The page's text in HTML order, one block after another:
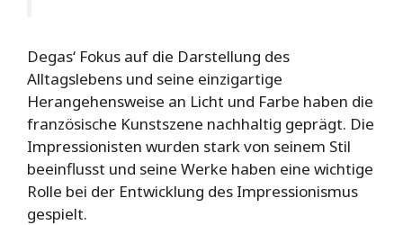
Degas‘ Fokus auf die Darstellung des
Alltagslebens und seine einzigartige
Herangehensweise an Licht und Farbe haben die
französische Kunstszene nachhaltig geprägt. Die
Impressionisten wurden stark von seinem Stil
beeinflusst und seine Werke haben eine wichtige
Rolle bei der Entwicklung des Impressionismus
gespielt.